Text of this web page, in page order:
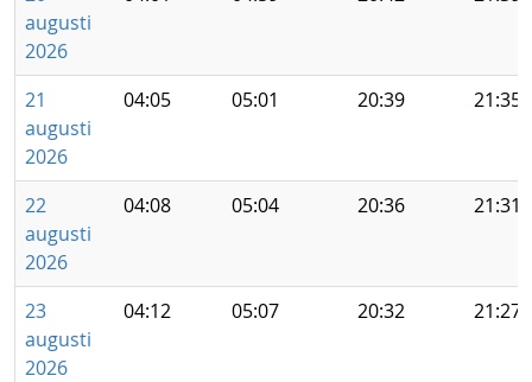
augusti
2026
21
augusti
2026
04:05 05:01 20:39 21:35
22
augusti
2026
04:08 05:04 20:36 21:31
23
augusti
2026
04:12 05:07 20:32 21:27